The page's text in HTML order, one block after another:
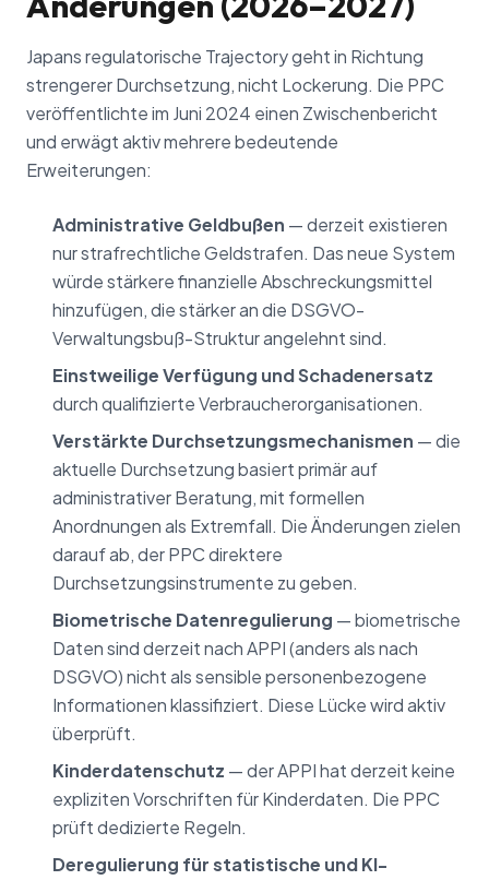
Japans regulatorische Trajectory geht in Richtung
strengerer Durchsetzung, nicht Lockerung. Die PPC
veröffentlichte im Juni 2024 einen Zwischenbericht
und erwägt aktiv mehrere bedeutende
Erweiterungen:
Administrative Geldbußen — derzeit existieren
nur strafrechtliche Geldstrafen. Das neue System
würde stärkere finanzielle Abschreckungsmittel
hinzufügen, die stärker an die DSGVO-
Verwaltungsbuß-Struktur angelehnt sind.
Einstweilige Verfügung und Schadenersatz
durch qualifizierte Verbraucherorganisationen.
Verstärkte Durchsetzungsmechanismen — die
aktuelle Durchsetzung basiert primär auf
administrativer Beratung, mit formellen
Anordnungen als Extremfall. Die Änderungen zielen
darauf ab, der PPC direktere
Durchsetzungsinstrumente zu geben.
Biometrische Datenregulierung — biometrische
Daten sind derzeit nach APPI (anders als nach
DSGVO) nicht als sensible personenbezogene
Informationen klassifiziert. Diese Lücke wird aktiv
überprüft.
Kinderdatenschutz — der APPI hat derzeit keine
expliziten Vorschriften für Kinderdaten. Die PPC
prüft dedizierte Regeln.
Deregulierung für statistische und KI-